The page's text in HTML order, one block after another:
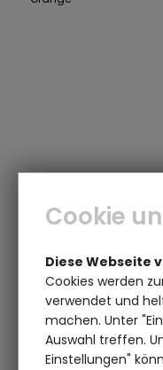
Cookie
Diese Webseite
Cookies werden
verwendet und
machen. Unter
Auswahl treffen.
Einstellungen"